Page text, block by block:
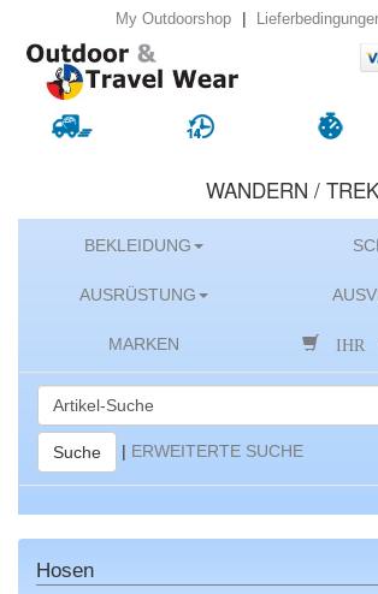
My Outdoorshop |
WANDERN /
BEKLEIDUNG
AUSRÜSTUNG
MARKEN IHR
Suche | ERWEITERTE SUCHE
Hosen